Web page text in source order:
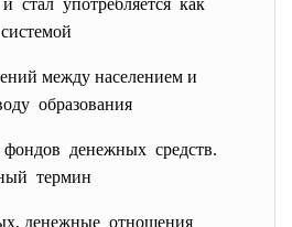
стал употребляется как
между населением и
образования
фондов денежных средств.
термин
денежные отношения